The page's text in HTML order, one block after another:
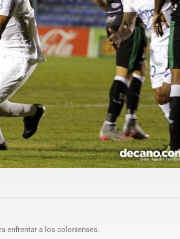
enfrentar a los colonienses.